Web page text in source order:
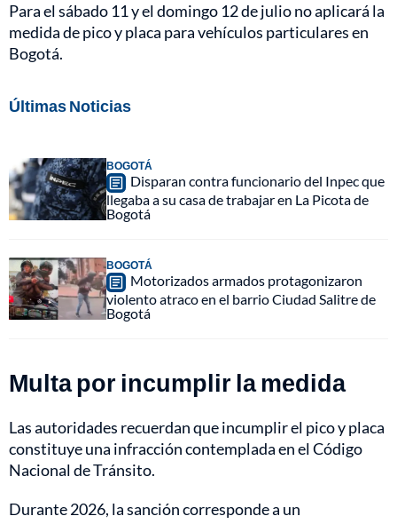
Para el sábado 11 y el domingo 12 de julio no aplicará la
medida de pico y placa para vehículos particulares en
Bogotá.
Últimas Noticias
BOGOTÁ
Disparan contra funcionario del Inpec que
llegaba a su casa de trabajar en La Picota de
Bogotá
BOGOTÁ
Motorizados armados protagonizaron
violento atraco en el barrio Ciudad Salitre de
Bogotá
Multa por incumplir la medida
Las autoridades recuerdan que incumplir el pico y placa
constituye una infracción contemplada en el Código
Nacional de Tránsito.
Durante 2026, la sanción corresponde a un